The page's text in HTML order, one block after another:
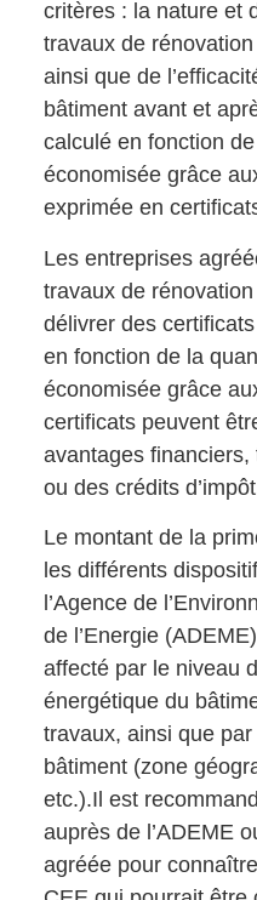
critères : la nature et
travaux de
ainsi que de
bâtiment avant et
calculé en fonction
économisée grâce
exprimée en
Les entreprises
travaux de
délivrer des
en fonction de la
économisée grâce
certificats peuvent
avantages
ou des crédits
Le montant de la
les différents
l’Agence de
de l’Energie
affecté par le niveau
énergétique du
travaux, ainsi que
bâtiment (zone
etc.).Il est
auprès de l’ADEME
agréée pour